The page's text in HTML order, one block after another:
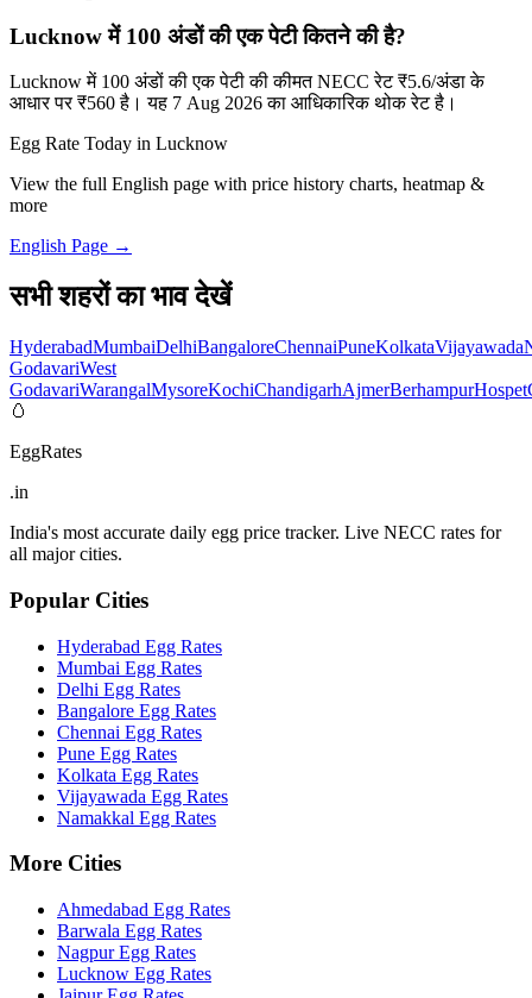
Lucknow में 100 अंडों की एक पेटी कितने की है?
Lucknow में 100 अंडों की एक पेटी की कीमत NECC रेट ₹5.6/अंडा के
आधार पर ₹560 है। यह 7 Aug 2026 का आधिकारिक थोक रेट है।
Egg Rate Today in Lucknow
View the full English page with price history charts, heatmap &
more
English Page →
सभी शहरों का भाव देखें
HyderabadMumbaiDelhiBangaloreChennaiPuneKolkataVijayawada
GodavariWest
GodavariWarangalMysoreKochiChandigarhAjmerBerhampurHospet
🥚
EggRates
.in
India's most accurate daily egg price tracker. Live NECC rates for
all major cities.
Popular Cities
Hyderabad Egg Rates
Mumbai Egg Rates
Delhi Egg Rates
Bangalore Egg Rates
Chennai Egg Rates
Pune Egg Rates
Kolkata Egg Rates
Vijayawada Egg Rates
Namakkal Egg Rates
More Cities
Ahmedabad Egg Rates
Barwala Egg Rates
NagpurEgg Rates
Lucknow Egg Rates